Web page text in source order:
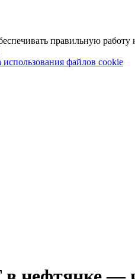
правильную работу
файлов cookie